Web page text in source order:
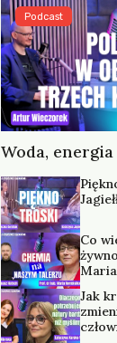
Woda,
Podcast
Co
Jak